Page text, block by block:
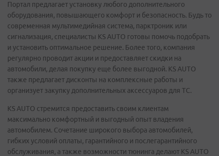
Портал предлагает установку любого дополнительного
оборудования, повышающего комфорт и безопасность. Будь то
современная мультимедийная система, парктроник или
сигнализация, специалисты KS AUTO готовы помочь подобрать
и установить оптимальное решение. Более того, компания
регулярно проводит акции и предоставляет скидки на
автомобили, делая покупку еще более выгодной. KS AUTO
также предлагает дисконты на комплексные работы и
организует закупку дополнительных аксессуаров для ТС.
KS AUTO стремится предоставить своим клиентам
максимально комфортный и выгодный опыт владения
автомобилем. Сочетание широкого выбора автомобилей,
гибких условий оплаты, гарантийного и послегарантийного
обслуживания, а также возможности тюнинга делают KS AUTO